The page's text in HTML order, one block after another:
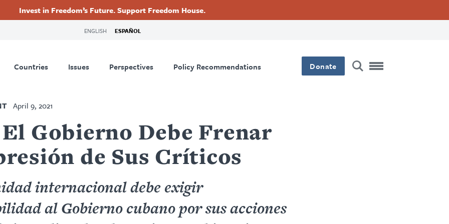
Invest in Freedom’s Future. Support Freedom House.
ENGLISH ESPAÑOL
Countries Issues Perspectives Policy Recommendations Donate
April 9, 2021
Gobierno Debe Frenar
de Sus Críticos
internacional debe exigir
al Gobierno cubano por sus acciones
Footer